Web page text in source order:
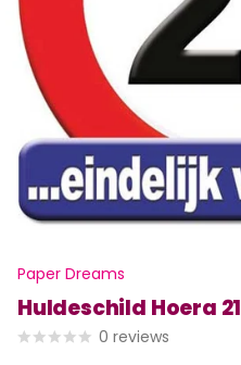
Paper Dreams
Huldeschild Hoera 21
0 reviews